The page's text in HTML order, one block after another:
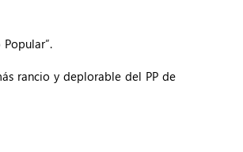
rancio y deplorable del PP de